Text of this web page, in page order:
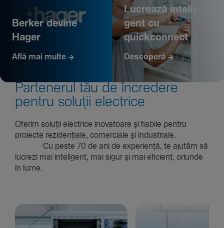
Berker devine
Hager
Află mai multe
Lucrează inte­li­
gent cu
quickconnect
Descoperă
Parte­nerul tău de încre­dere
pentru soluții electrice
Oferim soluții electrice inova­toare și fiabile pentru
proiecte rezi­den­țiale, comer­ciale și indus­triale.
Cu peste 70 de ani de expe­riență, te ajutăm să
lucrezi mai inte­li­gent, mai sigur și mai eficient, oriunde
în lume.